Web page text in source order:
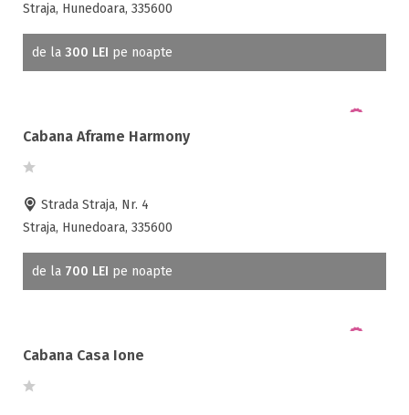
Straja, Hunedoara, 335600
de la 300 LEI pe noapte
Cabana Aframe Harmony
Strada Straja, Nr. 4
Straja, Hunedoara, 335600
de la 700 LEI pe noapte
Cabana Casa Ione